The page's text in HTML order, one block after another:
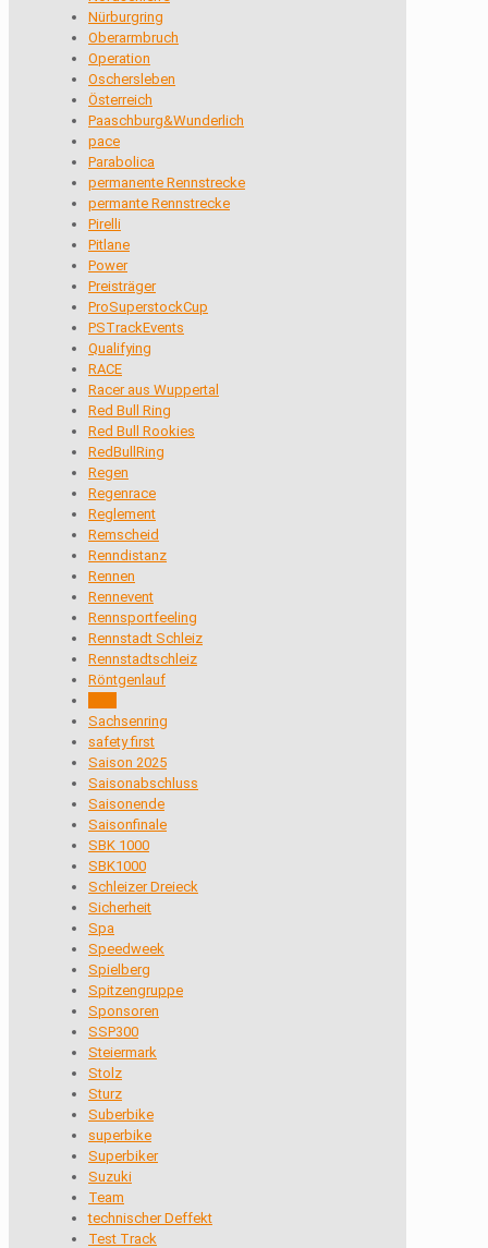
Nürburgring
Oberarmbruch
Operation
Oschersleben
Österreich
Paaschburg&Wunderlich
pace
Parabolica
permanente Rennstrecke
permante Rennstrecke
Pirelli
Pitlane
Power
Preisträger
ProSuperstockCup
PSTrackEvents
Qualifying
RACE
Racer aus Wuppertal
Red Bull Ring
Red Bull Rookies
RedBullRing
Regen
Regenrace
Reglement
Remscheid
Renndistanz
Rennen
Rennevent
Rennsportfeeling
Rennstadt Schleiz
Rennstadtschleiz
Röntgenlauf
Sachsenring
safety first
Saison 2025
Saisonabschluss
Saisonende
Saisonfinale
SBK 1000
SBK1000
Schleizer Dreieck
Sicherheit
Spa
Speedweek
Spielberg
Spitzengruppe
Sponsoren
SSP300
Steiermark
Stolz
Sturz
Suberbike
superbike
Superbiker
Suzuki
Team
technischer Deffekt
Test Track